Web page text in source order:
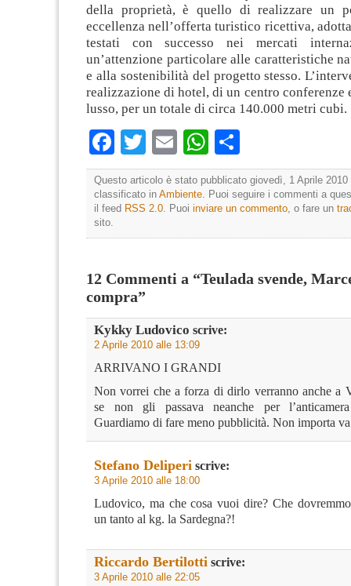
della proprietà, è quello di realizzare un
eccellenza nell’offerta turistico ricettiva,
testati con successo nei mercati
un’attenzione particolare alle caratteristiche
e alla sostenibilità del progetto stesso.
realizzazione di hotel, di un centro conferenze
lusso, per un totale di circa 140.000 metri cubi.
Facebook
TwitterEmailWhatsApp
Questo articolo è stato pubblicato giovedì, 1 Aprile 2010
classificato in Ambiente . Puoi seguire i commenti a
il feed RSS 2.0 . Puoi inviare un commento , o fare un
sito.
12 Commenti a “Teulada svende,
compra”
Kykky Ludovico scrive:
2 Aprile 2010 alle 13:09
ARRIVANO I GRANDI
Non vorrei che a forza di dirlo verranno anche a
se non gli passava neanche per
Guardiamo di fare meno pubblicità. Non importa
Stefano Deliperi scrive:
3 Aprile 2010 alle 18:00
Ludovico, ma che cosa vuoi dire? Che
un tanto al kg. la Sardegna?!
Riccardo Bertilotti scrive:
3 Aprile 2010 alle 22:05